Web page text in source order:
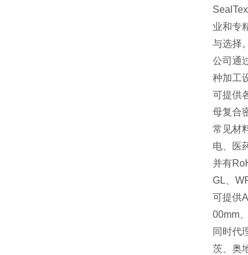
SealTex
业和专
与选择。
公司通
种加工
可提供
母复合
常见材
电、医
并有
GL 、
可提供
00mm
同时代
茨、奥